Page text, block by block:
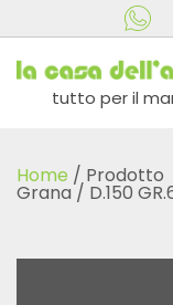
tutto per il
Home / Prodotto
Grana / D.150